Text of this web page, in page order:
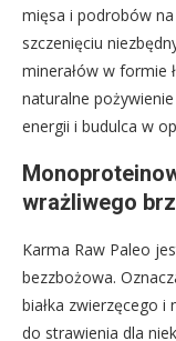
mięsa i podrobów
szczenięciu
minerałów w formie
naturalne
energii i budulca w
wrażliwego
Karma Raw Paleo
bezzbożowa.
białka zwierzęcego
do strawienia dla